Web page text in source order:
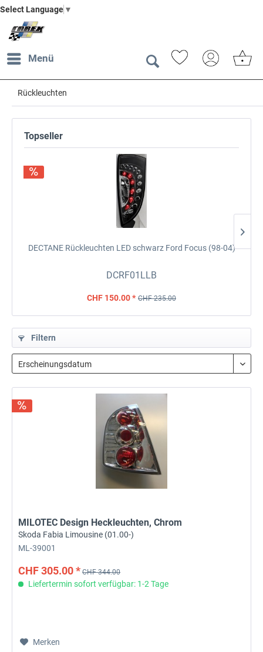
Select Language ▼
Menü
Rückleuchten
Topseller
DECTANE Rückleuchten LED schwarz Ford Focus (98-04)
DCRF01LLB
CHF 150.00 * CHF 235.00
Filtern
MILOTEC Design Heckleuchten, Chrom
Skoda Fabia Limousine (01.00-)
ML-39001
CHF 305.00 * CHF 344.00
Liefertermin sofort verfügbar: 1-2 Tage
Merken